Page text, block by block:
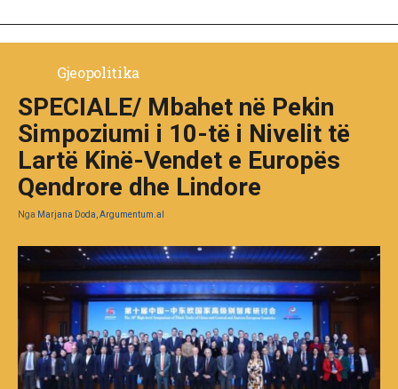
Gjeopolitika
SPECIALE/ Mbahet në Pekin
Simpoziumi i 10-të i Nivelit të
Lartë Kinë-Vendet e Europës
Qendrore dhe Lindore
Nga Marjana Doda, Argumentum.al